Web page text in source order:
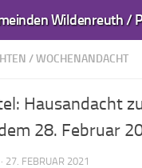
/WOCHENANDACHT
Hausandacht
28. Februar
· 27. FEBRUAR 2021